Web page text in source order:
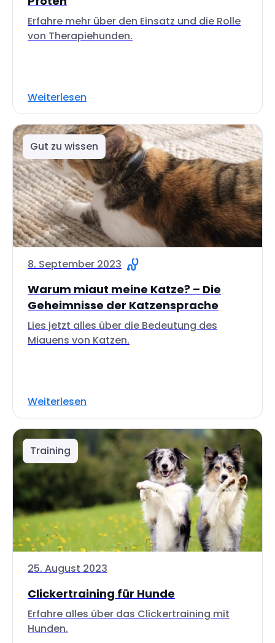
Erfahre mehr über den Einsatz und die Rolle
von Therapiehunden.
Weiterlesen
Gut zu wissen
8. September 2023
Warum miaut meine Katze? – Die
Geheimnisse der Katzensprache
Lies jetzt alles über die Bedeutung des
Miauens von Katzen.
Weiterlesen
Training
25. August 2023
Clickertraining für Hunde
Erfahre alles über das Clickertraining mit
Hunden.